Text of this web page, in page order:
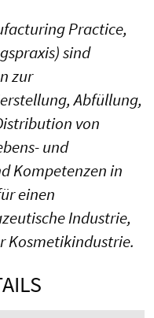
Practice,
sind
zur
Abfüllung,
von
und
Kompetenzen in
einen
Industrie,
Kosmetikindustrie.